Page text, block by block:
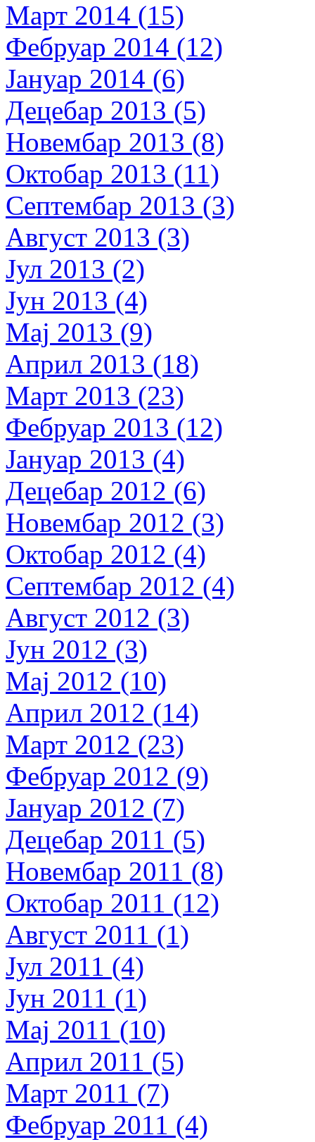
Март 2014 (15)
Фебруар 2014 (12)
Јануар 2014 (6)
Децебар 2013 (5)
Новембар 2013 (8)
Октобар 2013 (11)
Септембар 2013 (3)
Август 2013 (3)
Јул 2013 (2)
Јун 2013 (4)
Мај 2013 (9)
Април 2013 (18)
Март 2013 (23)
Фебруар 2013 (12)
Јануар 2013 (4)
Децебар 2012 (6)
Новембар 2012 (3)
Октобар 2012 (4)
Септембар 2012 (4)
Август 2012 (3)
Јун 2012 (3)
Мај 2012 (10)
Април 2012 (14)
Март 2012 (23)
Фебруар 2012 (9)
Јануар 2012 (7)
Децебар 2011 (5)
Новембар 2011 (8)
Октобар 2011 (12)
Август 2011 (1)
Јул 2011 (4)
Јун 2011 (1)
Мај 2011 (10)
Април 2011 (5)
Март 2011 (7)
Фебруар 2011 (4)